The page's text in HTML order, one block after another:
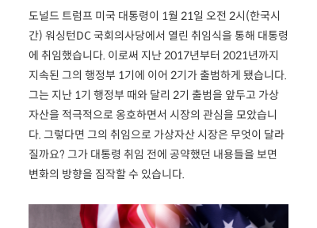
도널드 트럼프 미국 대통령이 1월 21일 오전 2시(한국시
간) 워싱턴DC 국회의사당에서 열린 취임식을 통해 대통령
에 취임했습니다. 이로써 지난 2017년부터 2021년까지
지속된 그의 행정부 1기에 이어 2기가 출범하게 됐습니다.
그는 지난 1기 행정부 때와 달리 2기 출범을 앞두고 가상
자산을 적극적으로 옹호하면서 시장의 관심을 모았습니
다. 그렇다면 그의 취임으로 가상자산 시장은 무엇이 달라
질까요? 그가 대통령 취임 전에 공약했던 내용들을 보면
변화의 방향을 짐작할 수 있습니다.